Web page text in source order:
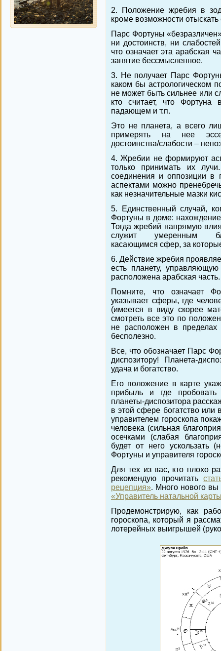
2. Положение жребия в
кроме возможности отыскать
Парс Фортуны
ни достоинств, ни
что означает эта арабская
занятие бессмысленное.
3. Не получает Парс
каком бы астрологическом
не может быть сильнее или
кто считает, что
падающем и т.п.
Это не планета, а всего
примерять на нее
достоинства/слабости –
4. Жребии не формируют
только принимать их
соединения и оппозиции в
аспектами можно
как незначительные мазки
5. Единственный случай,
Фортуны в доме:
Тогда жребий напрямую
служит умеренным
касающимся сфер, за
6. Действие жребия
есть планету,
расположена арабская часть.
Помните, что означает
указывает сферы, где
(имеется в виду скорее
смотреть все это по
не расположен в
бесполезно.
Все, что обозначает Парс
диспозитору! Планета-
удача и богатство.
Его положение в карте
прибыль и где пробовать
планеты-диспозитора
в этой сфере богатство или
управителем гороскопа
человека (сильная
осечками (слабая
будет от него ускользать
Фортуны и управителя
Для тех из вас, кто плохо
рекомендую прочитать
рецепция». Много нового
«Управитель натальной
Продемонстрирую, как
гороскопа, который я
лотерейных выигрышей